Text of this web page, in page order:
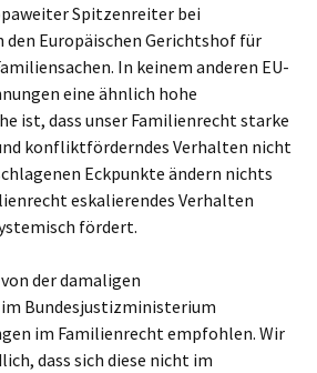
Spitzenreiter bei
den Europäischen Gerichtshof für
In keinem anderen EU-
eine ähnlich hohe
ist, dass unser Familienrecht starke
konfliktförderndes Verhalten nicht
Eckpunkte ändern nichts
eskalierendes Verhalten
fördert.
der damaligen
Bundesjustizministerium
im Familienrecht empfohlen. Wir
dass sich diese nicht im